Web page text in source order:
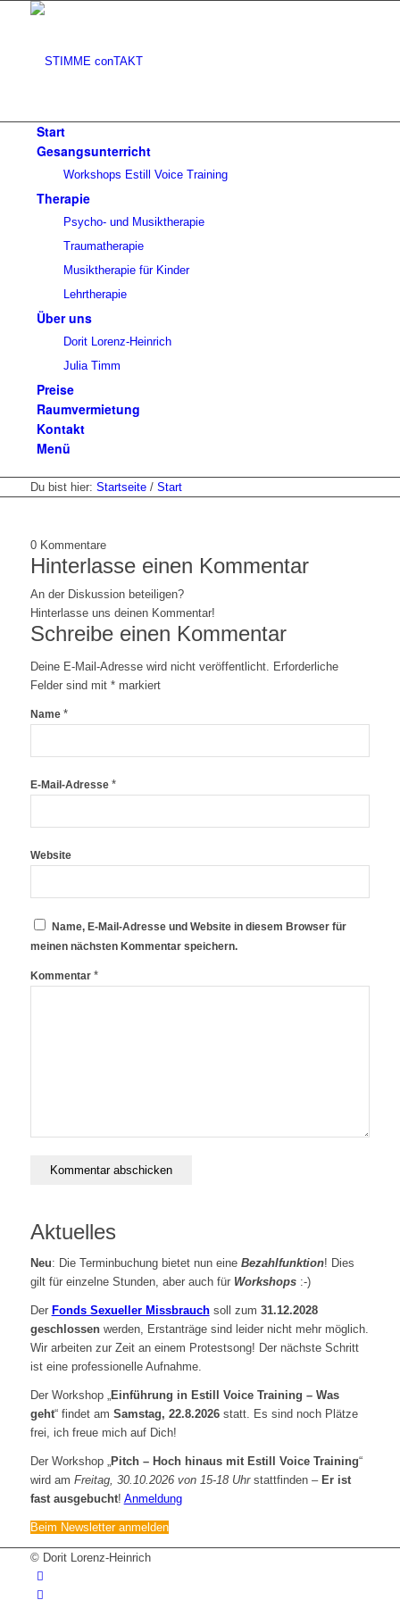
Start
Gesangsunterricht
Workshops Estill Voice Training
Therapie
Psycho- und Musiktherapie
Traumatherapie
Musiktherapie für Kinder
Lehrtherapie
Über uns
Dorit Lorenz-Heinrich
Julia Timm
Preise
Raumvermietung
Kontakt
Menü
Du bist hier: Startseite / Start
0 Kommentare
Hinterlasse einen Kommentar
An der Diskussion beteiligen?
Hinterlasse uns deinen Kommentar!
Schreibe einen Kommentar
Deine E-Mail-Adresse wird nicht veröffentlicht. Erforderliche
Felder sind mit *markiert
Name *
E-Mail-Adresse *
Website
Name, E-Mail-Adresse und Website in diesem Browser für
meinen nächsten Kommentar speichern.
Kommentar *
Aktuelles
Neu: Die Terminbuchung bietet nun eine Bezahlfunktion! Dies
gilt für einzelne Stunden, aber auch für Workshops :-)
Der Fonds Sexueller Missbrauchsoll zum 31.12.2028
geschlossenwerden, Erstanträge sind leider nicht mehr möglich.
Wir arbeiten zur Zeit an einem Protestsong! Der nächste Schritt
ist eine professionelle Aufnahme.
Der Workshop „Einführung in Estill Voice Training – Was
geht“ findet am Samstag, 22.8.2026statt. Es sind noch Plätze
frei, ich freue mich auf Dich!
Der Workshop „Pitch – Hoch hinaus mit Estill Voice Training“
wird am Freitag, 30.10.2026 von 15-18 Uhrstattfinden – Er ist
fast ausgebucht! Anmeldung
Beim Newsletter anmelden
© Dorit Lorenz-Heinrich